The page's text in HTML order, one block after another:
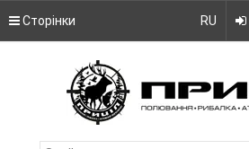
Сторінки RU